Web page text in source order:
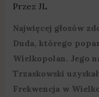
Przez JL
Najwięcej głosów
Duda, którego
Wielkopolan. Jego
Trzaskowski
Frekwencja w